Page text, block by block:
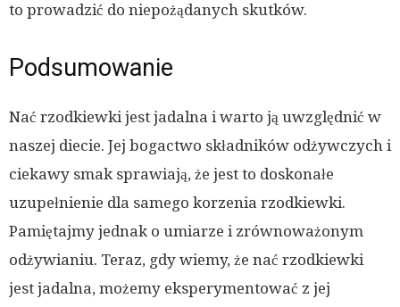
to prowadzić do niepożądanych skutków.
Podsumowanie
Nać rzodkiewki jest jadalna i warto ją uwzględnić w
naszej diecie. Jej bogactwo składników odżywczych i
ciekawy smak sprawiają, że jest to doskonałe
uzupełnienie dla samego korzenia rzodkiewki.
Pamiętajmy jednak o umiarze i zrównoważonym
odżywianiu. Teraz, gdy wiemy, że nać rzodkiewki
jest jadalna, możemy eksperymentować z jej